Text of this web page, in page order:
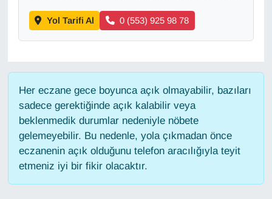
Yol Tarifi Al 0 (553) 925 98 78
Her eczane gece boyunca açık olmayabilir, bazıları
sadece gerektiğinde açık kalabilir veya
beklenmedik durumlar nedeniyle nöbete
gelemeyebilir. Bu nedenle, yola çıkmadan önce
eczanenin açık olduğunu telefon aracılığıyla teyit
etmeniz iyi bir fikir olacaktır.
GENEL
Gündem
Haber
HABERDE İNSAN